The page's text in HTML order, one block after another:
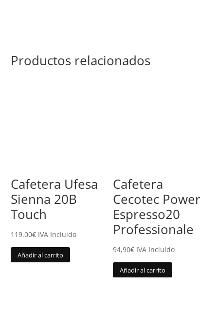
Productos relacionados
Cafetera Ufesa
Sienna 20B
Touch
119,00€ IVA Incluido
Añadir al carrito
Cafetera
Cecotec Power
Espresso20
Professionale
94,90€ IVA Incluido
Añadir al carrito